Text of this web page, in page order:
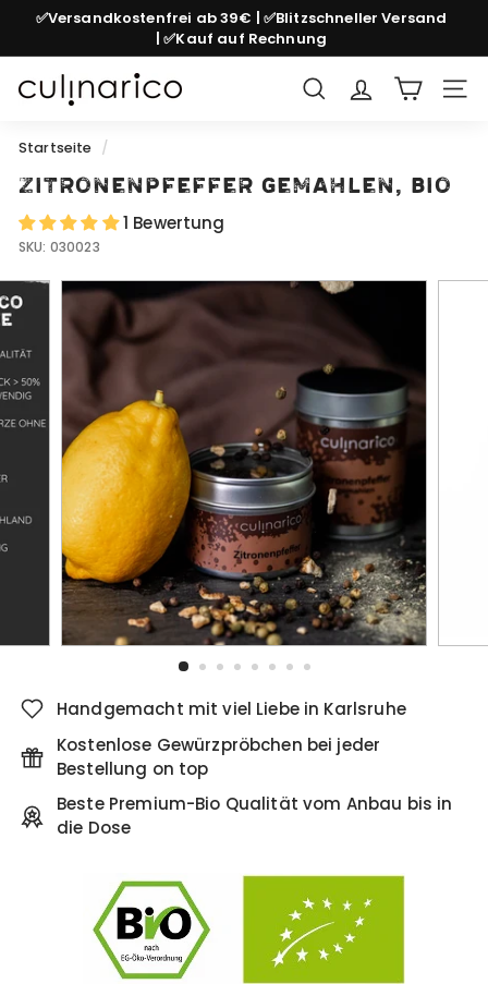
Direkt
Inhalt
Pause
✅Versandkostenfrei ab 39€ | ✅Blitzschneller Versand
| ✅Kauf auf Rechnung
c
l
i
n
a
i
o
Suche
Startseite /
Zitronenpfeffer gemahlen, bio
1 Bewertung
SKU: 030023
Handgemacht mit viel Liebe in Karlsruhe
Kostenlose Gewürzpröbchen bei jeder
Bestellung on top
Beste Premium-Bio Qualität vom Anbau bis in
die Dose